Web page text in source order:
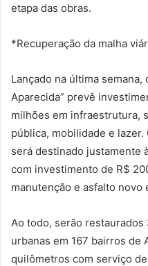
etapa das obras.
*Recuperação da malha
Lançado na última semana,
Aparecida” prevê
milhões em infraestrutura,
pública, mobilidade e
será destinado justamente
com investimento de R$
manutenção e asfalto novo
Ao todo, serão
urbanas em 167 bairros de
quilômetros com serviço